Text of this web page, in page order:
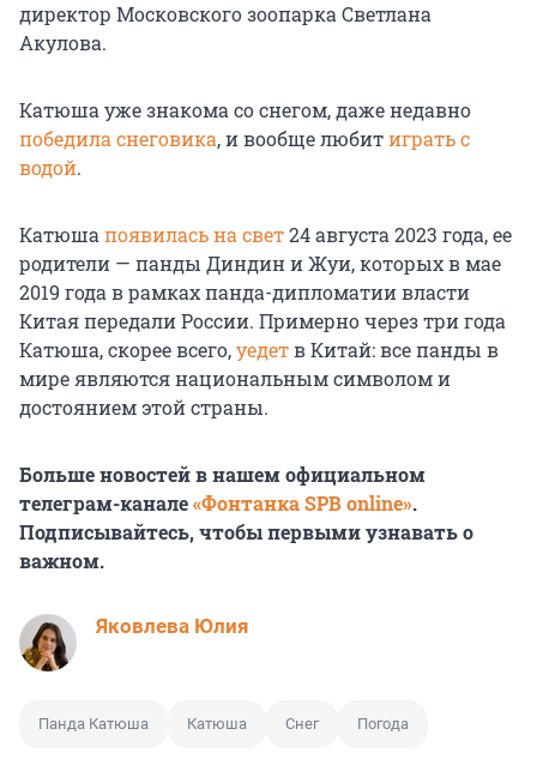
директор Московского зоопарка Светлана
Акулова.
Катюша уже знакома со снегом, даже недавно
победила снеговика, и вообще любитиграть с
водой.
Катюшапоявилась на свет24 августа 2023 года, ее
родители — панды Диндин и Жуи, которых в мае
2019 года в рамках панда-дипломатии власти
Китая передали России. Примерно через три года
Катюша, скорее всего,уедетв Китай: все панды в
мире являются национальным символом и
достоянием этой страны.
Больше новостей в нашем официальном
телеграм-канале«Фонтанка SPB online».
Подписывайтесь, чтобы первыми узнавать о
важном.
Яковлева Юлия
Панда Катюша Катюша Снег Погода